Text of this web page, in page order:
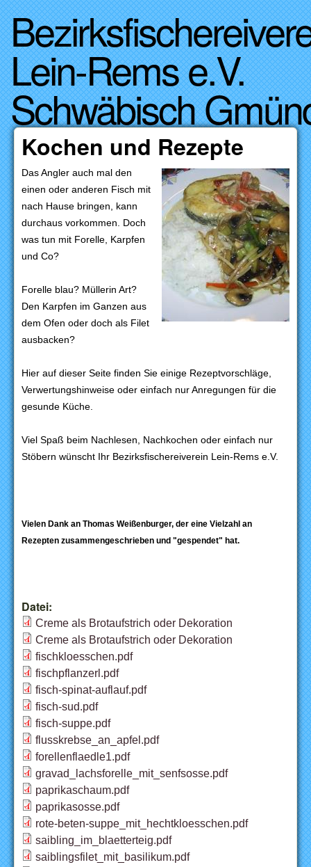
Direkt zum Inhalt
Lein-Rems e.V.
Schwäbisch
Kochen und Rezepte
Das Angler auch mal den
einen oder anderen Fisch mit
nach Hause bringen, kann
durchaus vorkommen. Doch
was tun mit Forelle, Karpfen
und Co?
Forelle blau? Müllerin Art?
Den Karpfen im Ganzen aus
dem Ofen oder doch als Filet
ausbacken?
Hier auf dieser Seite finden Sie einige Rezeptvorschläge,
Verwertungshinweise oder einfach nur Anregungen für die
gesunde Küche.
Viel Spaß beim Nachlesen, Nachkochen oder einfach nur
Stöbern wünscht Ihr Bezirksfischereiverein Lein-Rems e.V.
Vielen Dank an Thomas Weißenburger, der eine Vielzahl an
Rezepten zusammengeschrieben und "gespendet" hat.
Datei:
Creme als Brotaufstrich oder Dekoration
Creme als Brotaufstrich oder Dekoration
fischkloesschen.pdf
fischpflanzerl.pdf
fisch-spinat-auflauf.pdf
fisch-sud.pdf
fisch-suppe.pdf
flusskrebse_an_apfel.pdf
forellenflaedle1.pdf
gravad_lachsforelle_mit_senfsosse.pdf
paprikaschaum.pdf
paprikasosse.pdf
rote-beten-suppe_mit_hechtkloesschen.pdf
saibling_im_blaetterteig.pdf
saiblingsfilet_mit_basilikum.pdf